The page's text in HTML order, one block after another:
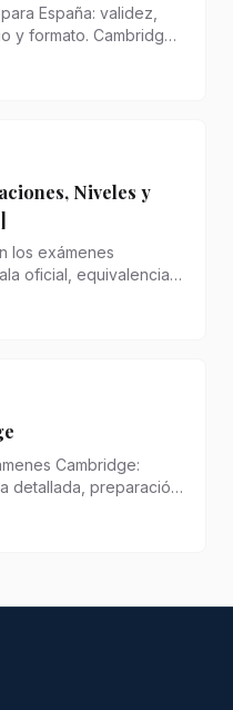
España: validez,
y formato. Cambridge
Niveles y
los exámenes
oficial, equivalencias
Cambridge:
detallada, preparación